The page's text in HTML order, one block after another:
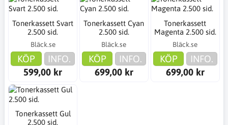
Tonerkassett Svart
2.500 sid.
Bläck.se
KÖP
INFO.
599,00 kr
Tonerkassett Cyan
2.500 sid.
Bläck.se
KÖP
INFO.
699,00 kr
Tonerkassett
Magenta 2.500 sid.
Bläck.se
KÖP
INFO.
699,00 kr
Tonerkassett Gul
2.500 sid.